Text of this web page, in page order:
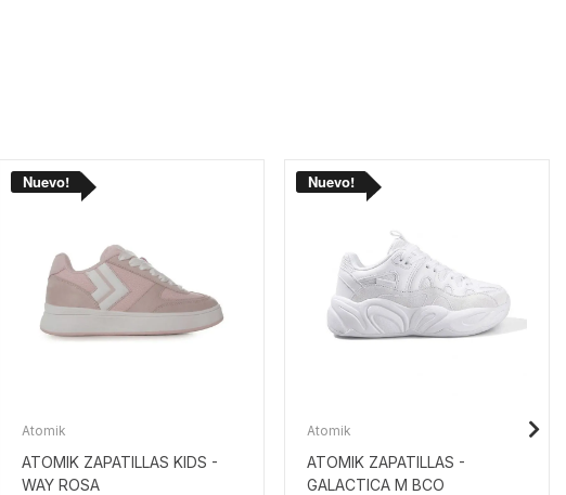
Atomik
ATOMIK ZAPATILLAS KIDS -
WAY ROSA
Atomik
ATOMIK ZAPATILLAS -
GALACTICA M BCO